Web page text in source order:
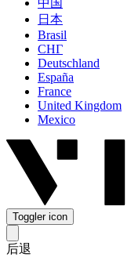
中国
日本
Brasil
СНГ
Deutschland
España
France
United Kingdom
Mexico
Toggler icon
后退